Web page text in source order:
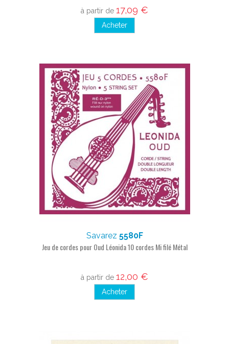
à partir de 17,09 €
Acheter
Savarez 5580F
Jeu de cordes pour Oud Léonida 10 cordes Mi filé Métal
à partir de 12,00 €
Acheter